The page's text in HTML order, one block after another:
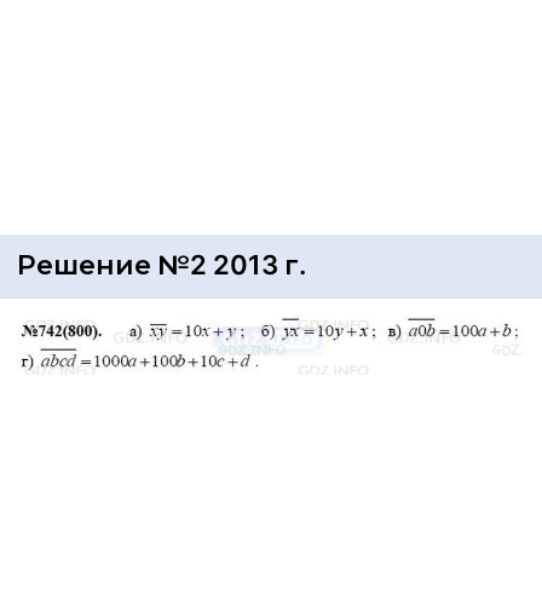
Решение №2 2013 г.